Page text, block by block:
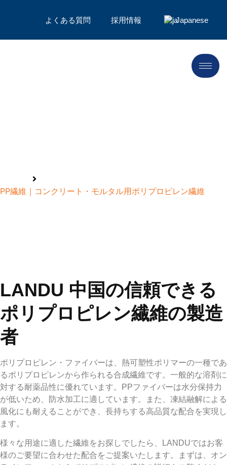
よくある質問 採用情報 Japanese
PP繊維｜コンクリート・モルタル用ポリプロピレン繊維
LANDU 中国の信頼できる
ポリプロピレン繊維の製造
者
ポリプロピレン・ファイバーは、熱可塑性ポリマーの一種であ
るポリプロピレンから作られる合成繊維です。一般的な溶剤に
対する耐薬品性に優れています。PPファイバーは水分保持力
が低いため、防水加工に適しています。また、凍結融解による
風化にも耐えることができ、長持ちする高品質な配合を実現し
ます。
様々な用途に適した繊維をお探しでしたら、LANDUではお客
様のご要望に合わせた配合をご提案いたします。まずは、オン